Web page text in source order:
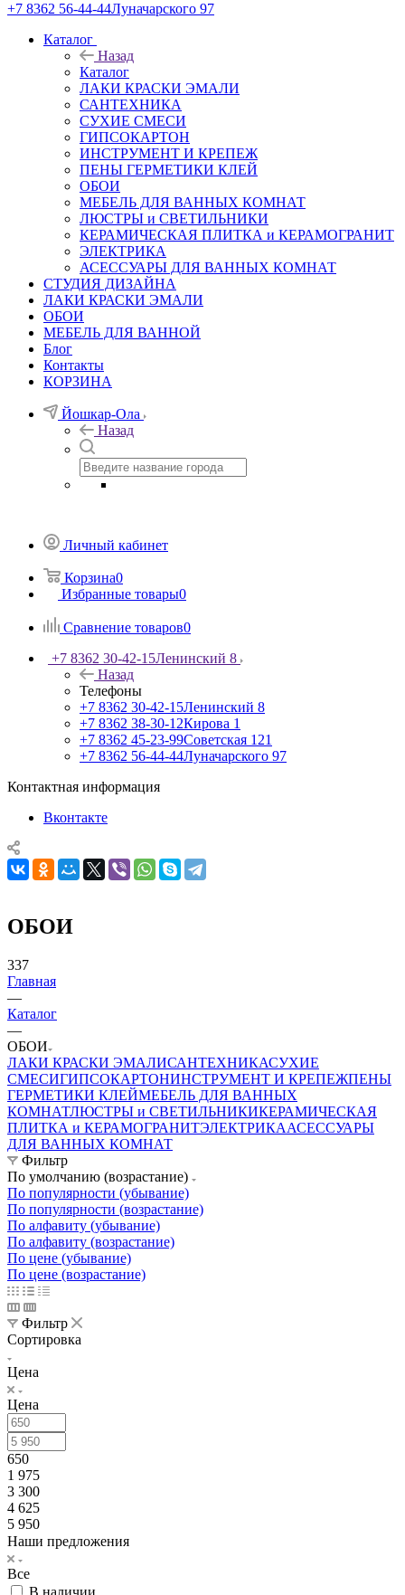
+7 8362 56-44-44Луначарского 97
Каталог
Назад
Каталог
ЛАКИ КРАСКИ ЭМАЛИ
САНТЕХНИКА
СУХИЕ СМЕСИ
ГИПСОКАРТОН
ИНСТРУМЕНТ И КРЕПЕЖ
ПЕНЫ ГЕРМЕТИКИ КЛЕЙ
ОБОИ
МЕБЕЛЬ ДЛЯ ВАННЫХ КОМНАТ
ЛЮСТРЫ и СВЕТИЛЬНИКИ
КЕРАМИЧЕСКАЯ ПЛИТКА и КЕРАМОГРАНИТ
ЭЛЕКТРИКА
АСЕССУАРЫ ДЛЯ ВАННЫХ КОМНАТ
СТУДИЯ ДИЗАЙНА
ЛАКИ КРАСКИ ЭМАЛИ
ОБОИ
МЕБЕЛЬ ДЛЯ ВАННОЙ
Блог
Контакты
КОРЗИНА
Йошкар-Ола
Назад
Личный кабинет
Корзина0
Избранные товары0
Сравнение товаров0
+7 8362 30-42-15Ленинский 8
Назад
Телефоны
+7 8362 30-42-15Ленинский 8
+7 8362 38-30-12Кирова 1
+7 8362 45-23-99Советская 121
+7 8362 56-44-44Луначарского 97
Контактная информация
Вконтакте
ОБОИ
337
Главная
—
Каталог
—
ОБОИ
ЛАКИ КРАСКИ ЭМАЛИСАНТЕХНИКАСУХИЕ
СМЕСИГИПСОКАРТОНИНСТРУМЕНТ И КРЕПЕЖПЕНЫ
ГЕРМЕТИКИ КЛЕЙМЕБЕЛЬ ДЛЯ ВАННЫХ
КОМНАТЛЮСТРЫ и СВЕТИЛЬНИКИКЕРАМИЧЕСКАЯ
ПЛИТКА и КЕРАМОГРАНИТЭЛЕКТРИКААСЕССУАРЫ
ДЛЯ ВАННЫХ КОМНАТ
Фильтр
По умолчанию (возрастание)
По популярности (убывание)
По популярности (возрастание)
По алфавиту (убывание)
По алфавиту (возрастание)
По цене (убывание)
По цене (возрастание)
Фильтр
Сортировка
Цена
Цена
650
1 975
3 300
4 625
5 950
Наши предложения
Все
В наличии